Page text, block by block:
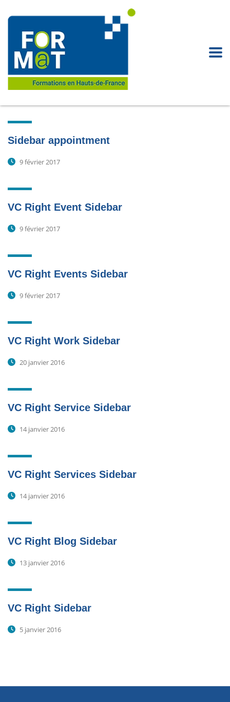
Sidebar appointment
9 février 2017
VC Right Event Sidebar
9 février 2017
VC Right Events Sidebar
9 février 2017
VC Right Work Sidebar
20 janvier 2016
VC Right Service Sidebar
14 janvier 2016
VC Right Services Sidebar
14 janvier 2016
VC Right Blog Sidebar
13 janvier 2016
VC Right Sidebar
5 janvier 2016